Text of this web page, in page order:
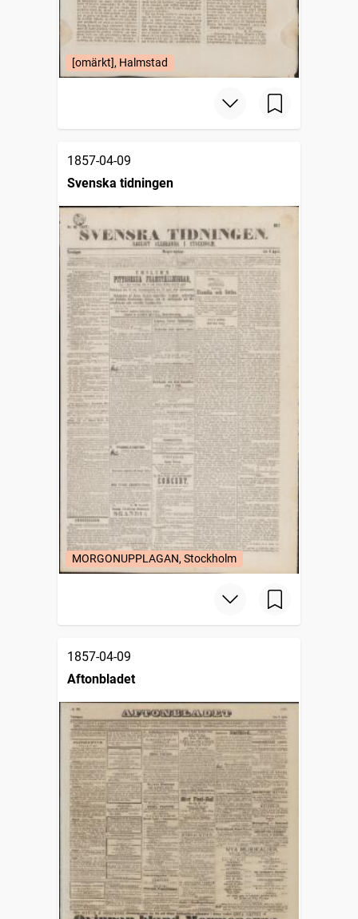
[omärkt], Halmstad
1857-04-09
Svenska tidningen
MORGONUPPLAGAN, Stockholm
1857-04-09
Aftonbladet